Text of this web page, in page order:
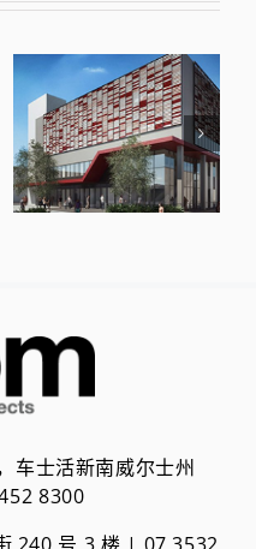
车士活新南威尔士州
8300